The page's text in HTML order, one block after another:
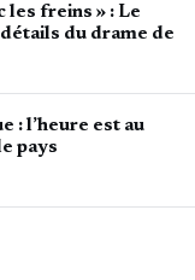
les freins » : Le
du drame de
: l’heure est au
pays